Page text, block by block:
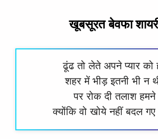
खूबसूरत बेवफा
ढूंढ तो लेते अपने प्यार को
शहर में भीड़ इतनी भी न
पर रोक दी तलाश हमने
क्योंकि वो खोये नहीं बदल